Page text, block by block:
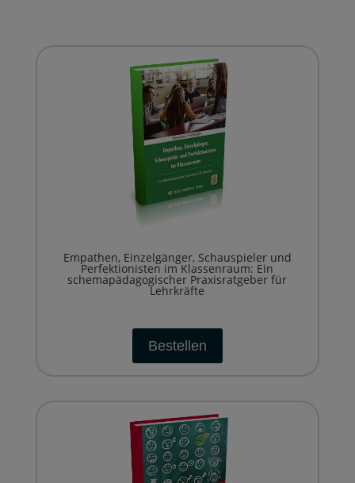
Empathen, Einzelgänger, Schauspieler und
Perfektionisten im Klassenraum: Ein
schemapädagogischer Praxisratgeber für
Lehrkräfte
Bestellen